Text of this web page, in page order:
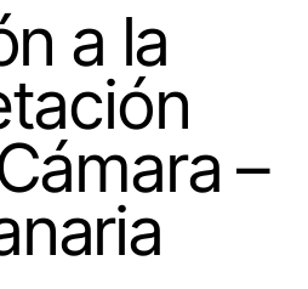
a la
–